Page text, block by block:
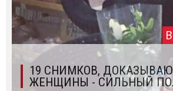
19 СНИМКОВ,
ЖЕНЩИНЫ - СИЛЬНЫЙ